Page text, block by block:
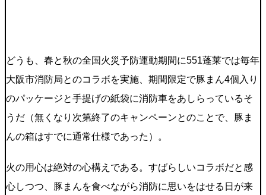
どうも、春と秋の全国火災予防運動期間に551蓬莱では毎年
大阪市消防局とのコラボを実施、期間限定で豚まん4個入り
のパッケージと手提げの紙袋に消防車をあしらっているそ
うだ（無くなり次第終了のキャンペーンとのことで、豚ま
んの箱はすでに通常仕様であった）。
火の用心は絶対の心構えである。すばらしいコラボだと感
心しつつ、豚まんを食べながら消防に思いをはせる日が来